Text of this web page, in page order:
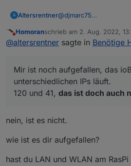
A Altersrentner@djmarc75
Doch nicht alles gut.
Habe jetzt in Grafana
Bild ) gibt.
Hast Du eine Idee?
Nicht stören
Homoranschrieb am 2. Aug. 2022,
zuletzt editiert von
@altersrentner sagte in Benötige
Mir ist noch aufgefallen, das
unterschiedlichen IPs läuft.
120 und 41, das ist doch auch
nein, ist es nicht.
wie ist es dir aufgefallen?
hast du LAN und WLAN am